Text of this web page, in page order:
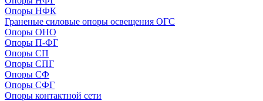
Опоры НФК
Граненые силовые опоры освещения ОГС
Опоры ОНО
Опоры П-ФГ
Опоры СП
Опоры СПГ
Опоры СФ
Опоры СФГ
Опоры контактной сети